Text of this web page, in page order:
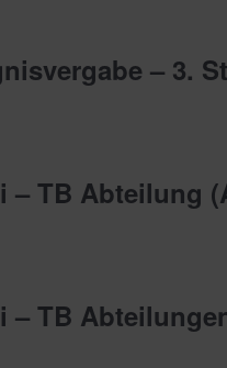
– 3.
– TB Abteilung
– TB